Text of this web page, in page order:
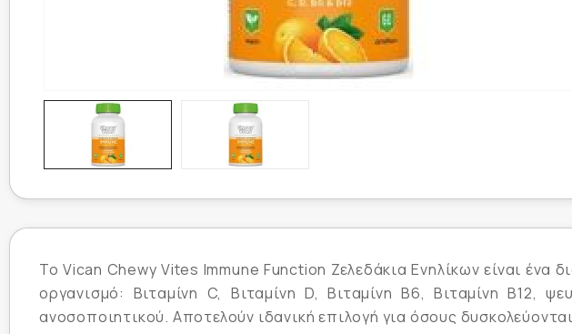
Το Vican Chewy Vites Immune Function Ζελεδάκια Ενηλίκων είναι ένα
οργανισμό: Βιταμίνη C, Βιταμίνη D, Βιταμίνη Β6, Βιταμίνη Β12,
ανοσοποιητικού. Αποτελούν ιδανική επιλογή για όσους